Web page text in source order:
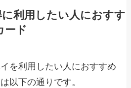
利用したい人におすす
ード
を利用したい人におすすめ
以下の通りです。